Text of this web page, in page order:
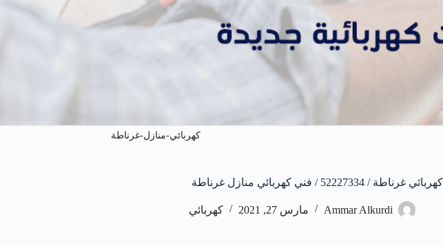
كهربائي-منازل-غرناطة
كهربائي غرناطة / 52227334 / فني كهربائي منازل غرناطة
Ammar Alkurdi مارس 27, 2021 كهربائي